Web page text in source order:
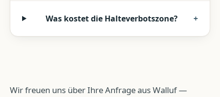
Was kostet die Halteverbotszone? +
Wir freuen uns über Ihre Anfrage aus Walluf —